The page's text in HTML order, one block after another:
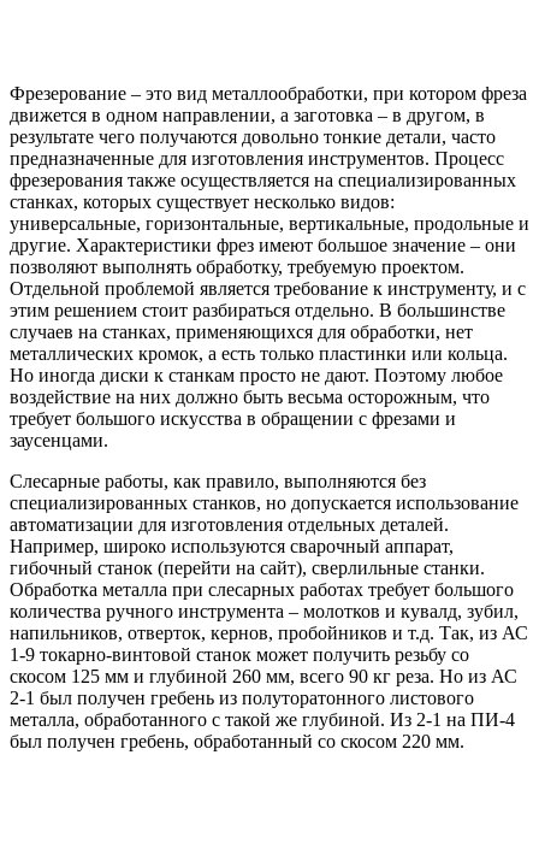
Фрезерование – это вид металлообработки, при котором фреза
движется в одном направлении, а заготовка – в другом, в
результате чего получаются довольно тонкие детали, часто
предназначенные для изготовления инструментов. Процесс
фрезерования также осуществляется на специализированных
станках, которых существует несколько видов:
универсальные, горизонтальные, вертикальные, продольные и
другие. Характеристики фрез имеют большое значение – они
позволяют выполнять обработку, требуемую проектом.
Отдельной проблемой является требование к инструменту, и с
этим решением стоит разбираться отдельно. В большинстве
случаев на станках, применяющихся для обработки, нет
металлических кромок, а есть только пластинки или кольца.
Но иногда диски к станкам просто не дают. Поэтому любое
воздействие на них должно быть весьма осторожным, что
требует большого искусства в обращении с фрезами и
заусенцами.
Слесарные работы, как правило, выполняются без
специализированных станков, но допускается использование
автоматизации для изготовления отдельных деталей.
Например, широко используются сварочный аппарат,
гибочный станок (перейти на сайт), сверлильные станки.
Обработка металла при слесарных работах требует большого
количества ручного инструмента – молотков и кувалд, зубил,
напильников, отверток, кернов, пробойников и т.д. Так, из АС
1-9 токарно-винтовой станок может получить резьбу со
скосом 125 мм и глубиной 260 мм, всего 90 кг реза. Но из АС
2-1 был получен гребень из полуторатонного листового
металла, обработанного с такой же глубиной. Из 2-1 на ПИ-4
был получен гребень, обработанный со скосом 220 мм.